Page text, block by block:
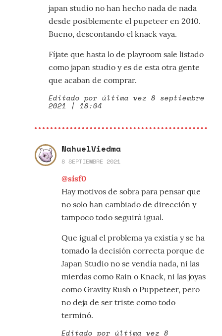
japan studio no han hecho nada de nada
desde posiblemente el pupeteer en 2010.
Bueno, descontando el knack vaya.
Fíjate que hasta lo de playroom sale listado
como japan studio y es de esta otra gente
que acaban de comprar.
Editado por última vez 8 septiembre
2021 | 18:04
NahuelViedma
8 SEPTIEMBRE 2021
@sisf0
Hay motivos de sobra para pensar que
no solo han cambiado de dirección y
tampoco todo seguirá igual.
Que igual el problema ya existía y se ha
tomado la decisión correcta porque de
Japan Studio no se vendía nada, ni las
mierdas como Rain o Knack, ni las joyas
como Gravity Rush o Puppeteer, pero
no deja de ser triste como todo
terminó.
Editado por última vez 8